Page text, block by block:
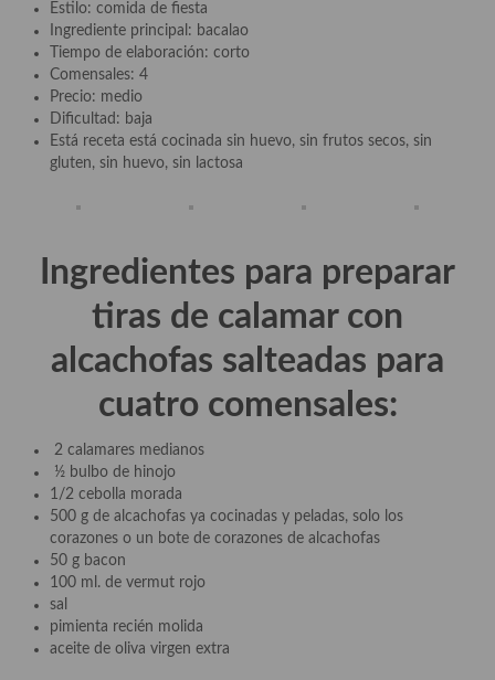
Prensa
Recetas
Acompañamientos
Airfryer recetas
Aderezos, salsas, vinagretas, especias, hierbas aromáticas o
Especias, mezclas de especias
Hierbas aromáticas
Aceites
Mojos y pastas
Sales y polvos
Salsas y mojos
Adobos
Aperitivos
Bebidas
Estilo: comida de fiesta
Ingrediente principal: bacalao
Tiempo de elaboración: corto
Comensales: 4
Precio: medio
Dificultad: baja
Está receta está cocinada sin huevo, sin frutos secos, sin
gluten, sin huevo, sin lactosa
Ingredientes para preparar
tiras de calamar con
alcachofas salteadas para
cuatro comensales:
2 calamares medianos
½ bulbo de hinojo
1/2 cebolla morada
500 g de alcachofas ya cocinadas y peladas, solo los
corazones o un bote de corazones de alcachofas
50 g bacon
100 ml. de vermut rojo
sal
pimienta recién molida
aceite de oliva virgen extra